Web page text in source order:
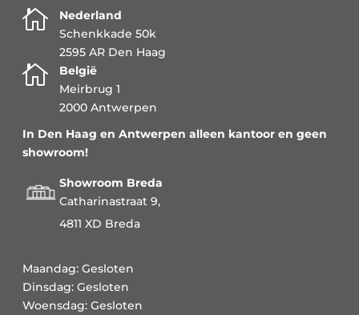

Nederland
Schenkkade 50k
2595 AR Den Haag

België
Meirbrug 1
2000 Antwerpen
In Den Haag en Antwerpen alleen kantoor en geen
showroom!
Showroom Breda
Catharinastraat 9,
4811 XD Breda
Maandag: Gesloten
Dinsdag: Gesloten
Woensdag: Gesloten